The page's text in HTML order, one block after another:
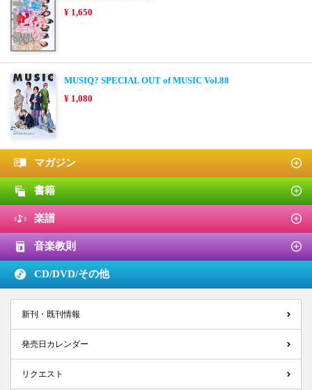
¥ 1,650
MUSIQ? SPECIAL OUT of MUSIC Vol.88
¥ 1,080
マガジン
書籍
楽譜
音楽教則
CD/DVD/その他
新刊・既刊情報
発売日カレンダー
リクエスト